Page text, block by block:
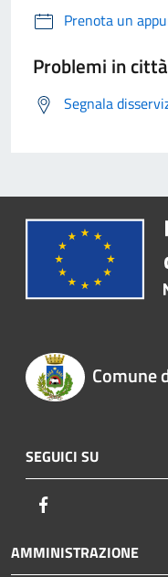
Prenota un
Problemi in città
Segnala
Comune
SEGUICI SU
AMMINISTRAZIONE